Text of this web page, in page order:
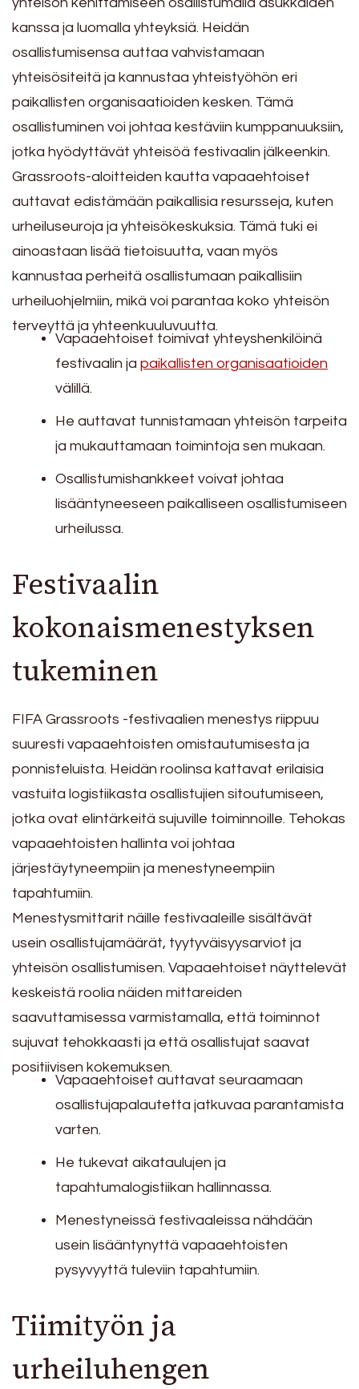
kanssa ja luomalla yhteyksiä. Heidän
osallistumisensa auttaa vahvistamaan
yhteisösiteitä ja kannustaa yhteistyöhön eri
paikallisten organisaatioiden kesken. Tämä
osallistuminen voi johtaa kestäviin kumppanuuksiin,
jotka hyödyttävät yhteisöä festivaalin jälkeenkin.
Grassroots-aloitteiden kautta vapaaehtoiset
auttavat edistämään paikallisia resursseja, kuten
urheiluseuroja ja yhteisökeskuksia. Tämä tuki ei
ainoastaan lisää tietoisuutta, vaan myös
kannustaa perheitä osallistumaan paikallisiin
urheiluohjelmiin, mikä voi parantaa koko yhteisön
terveyttä ja yhteenkuuluvuutta.
Vapaaehtoiset toimivat yhteyshenkilöinä
festivaalin ja paikallisten organisaatioiden
välillä.
He auttavat tunnistamaan yhteisön tarpeita
ja mukauttamaan toimintoja sen mukaan.
Osallistumishankkeet voivat johtaa
lisääntyneeseen paikalliseen osallistumiseen
urheilussa.
Festivaalin
kokonaismenestyksen
tukeminen
FIFA Grassroots -festivaalien menestys riippuu
suuresti vapaaehtoisten omistautumisesta ja
ponnisteluista. Heidän roolinsa kattavat erilaisia
vastuita logistiikasta osallistujien sitoutumiseen,
jotka ovat elintärkeitä sujuville toiminnoille. Tehokas
vapaaehtoisten hallinta voi johtaa
järjestäytyneempiin ja menestyneempiin
tapahtumiin.
Menestysmittarit näille festivaaleille sisältävät
usein osallistujamäärät, tyytyväisyysarviot ja
yhteisön osallistumisen. Vapaaehtoiset näyttelevät
keskeistä roolia näiden mittareiden
saavuttamisessa varmistamalla, että toiminnot
sujuvat tehokkaasti ja että osallistujat saavat
positiivisen kokemuksen.
Vapaaehtoiset auttavat seuraamaan
osallistujapalautetta jatkuvaa parantamista
varten.
He tukevat aikataulujen ja
tapahtumalogistiikan hallinnassa.
Menestyneissä festivaaleissa nähdään
usein lisääntynyttä vapaaehtoisten
pysyvyyttä tuleviin tapahtumiin.
Tiimityön ja
urheiluhengen